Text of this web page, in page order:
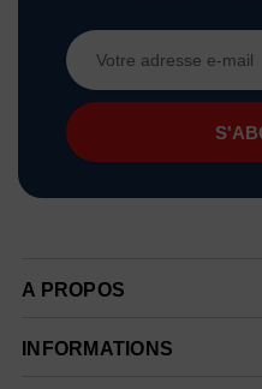
Adresse
e-
mail
A PROPOS
INFORMATIONS